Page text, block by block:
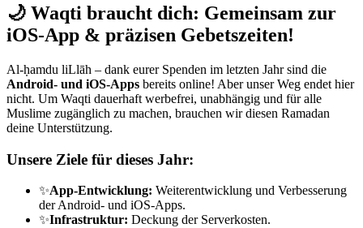
🌙 Waqti braucht dich: Gemeinsam zur
iOS-App & präzisen Gebetszeiten!
Al-ḥamdu liLlāh – dank eurer Spenden im letzten Jahr sind die
Android- und iOS-Apps bereits online! Aber unser Weg endet hier
nicht. Um Waqti dauerhaft werbefrei, unabhängig und für alle
Muslime zugänglich zu machen, brauchen wir diesen Ramadan
deine Unterstützung.
Unsere Ziele für dieses Jahr:
✨App-Entwicklung: Weiterentwicklung und Verbesserung
der Android- und iOS-Apps.
✨Infrastruktur: Deckung der Serverkosten.